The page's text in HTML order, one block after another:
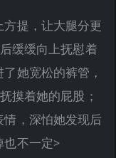
提，让大腿分更
缓缓向上抚慰着
她宽松的裤管，
摸着她的屁股；
，深怕她发现后
也不一定>